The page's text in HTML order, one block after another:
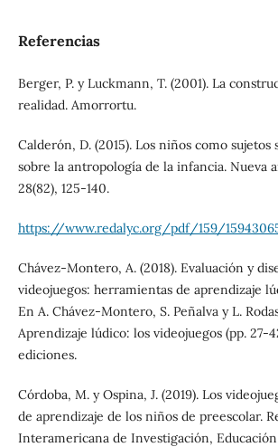
Referencias
Berger, P. y Luckmann, T. (2001). La
realidad. Amorrortu.
Calderón, D. (2015). Los niños como sujetos
sobre la antropología de la infancia. Nueva
28(82), 125-140.
https://www.redalyc.org/pdf/159/
Chávez-Montero, A. (2018). Evaluación y
videojuegos: herramientas de aprendizaje
En A. Chávez-Montero, S. Peñalva y L.
Aprendizaje lúdico: los videojuegos (pp. 27-
ediciones.
Córdoba, M. y Ospina, J. (2019). Los
de aprendizaje de los niños de preescolar.
Interamericana de Investigación, Educación